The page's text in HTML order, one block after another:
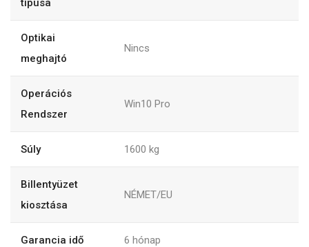
típusa
Optikai
meghajtó
Nincs
Operációs
Rendszer
Win10 Pro
Súly 1600 kg
Billentyüzet
kiosztása
NÉMET/EU
Garancia idő 6 hónap